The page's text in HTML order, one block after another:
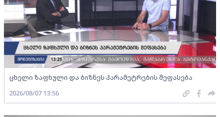
ცხელი ზაფხული და ბიზნეს პარამეტრების შეფასება
2026/08/07 13:56